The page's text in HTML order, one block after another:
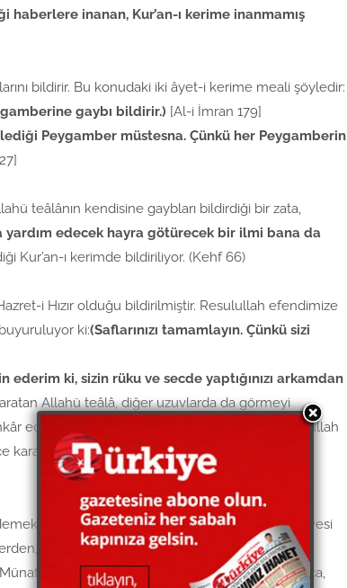
inanan, Kur’an-ı kerime inanmamış
bildirir. Bu konudaki iki âyet-i kerime meali şöyledir:
gaybı bildirir.) [Al-i İmran 179]
Peygamber müstesna. Çünkü her Peygamberin
teâlânın kendisine gaybları bildirdiği bir zata,
edecek hayra götürecek bir ilmi bana da
Kur’an-ı kerimde bildiriliyor. (Kehf 66)
i Hızır olduğu bildirilmiştir. Resulullah efendimize
ki:(Saflarınızı tamamlayın. Çünkü sizi
ederim ki, sizin rüku ve secde yaptığınızı arkamdan
Allahü teâlâ, diğer uzuvlarda da görmeyi
eden, Allah’ın kudretini inkâr etmiş olur.) Resulullah
karanlıkta da aynen gördüğü Buhari’deki hadis-i
küfürdür. Bir gün Resulullah efendimizin devesi
Cennetten, Cehennemden bahsediyordu.
bu sözü Resulullah efendimize ulaşınca,